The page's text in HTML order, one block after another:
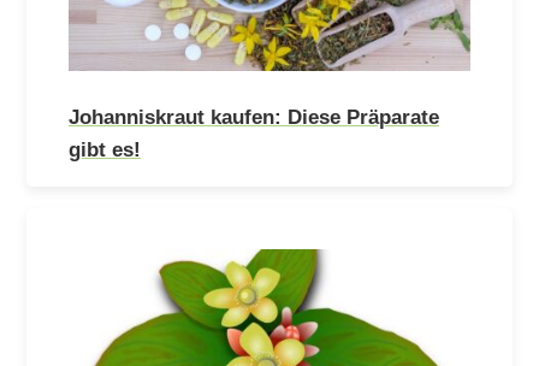
Johanniskraut kaufen: Diese Präparate
gibt es!